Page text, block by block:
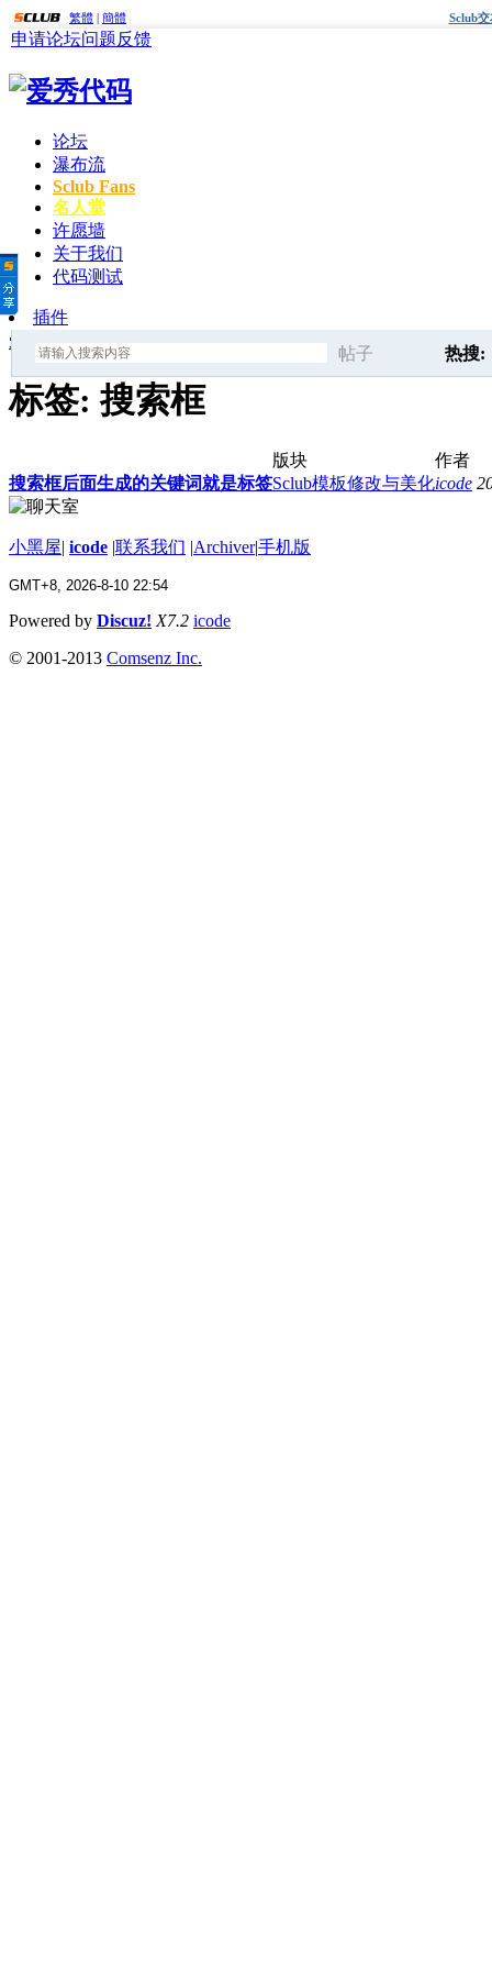
繁體 | 簡體 Sclub
申请论坛问题反馈
论坛
瀑布流
Sclub Fans
名人堂
许愿墙
关于我们
代码测试
插件
帖子
索
热搜:
爱秀代码
标签: 搜索框
版块
作者
搜索框后面生成的关键词就是标签Sclub模板修改与美化icode
小黑屋| icode |联系我们 |Archiver|手机版
GMT+8, 2026-8-10 22:54
Powered by Discuz! X7.2 icode
© 2001-2013 Comsenz Inc.